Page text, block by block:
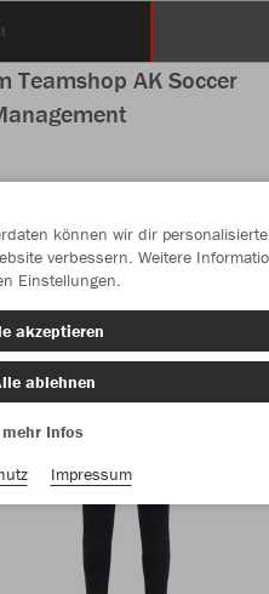
Teamshop AK Soccer
Farbe können wir dir personalisierte
verbessern. Weitere
Einstellungen.
akzeptieren
ablehnen
mehr Infos
Impressum